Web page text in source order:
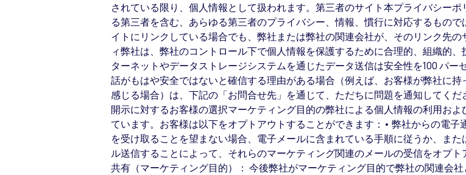
されている限り、個人情報として扱われます。第三者のサイト本プライバシー
る第三者を含む、あらゆる第三者のプライバシー、情報、慣行に対応するもの
イトにリンクしている場合でも、弊社または弊社の関連会社が、そのリンク先
ィ弊社は、弊社のコントロール下で個人情報を保護するために合理的、組織的
ターネットやデータストレージシステムを通じたデータ送信は安全性を100 パ
話がもはや安全ではないと確信する理由がある場合（例えば、お客様が弊社に
感じる場合）は、下記の「お問合せ先」を通じて、ただちに問題を通知してく
開示に対するお客様の選択マーケティング目的の弊社による個人情報の利用お
ています。お客様は以下をオプトアウトすることができます：• 弊社からの電
を受け取ることを望まない場合、電子メールに含まれている手順に従うか、ま
ル送信することによって、それらのマーケティング関連のメールの受信をオプ
共有（マーケティング目的）： 今後弊社がマーケティング目的で弊社の関連会